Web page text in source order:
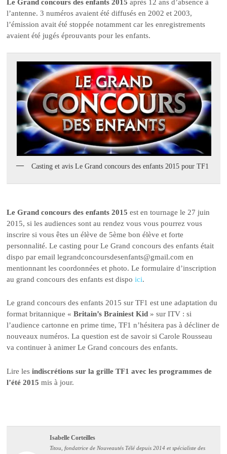
Le Grand concours des enfants 2015 après 12 ans d’absence à
l’antenne. 3 numéros avaient été diffusés en 2002 et 2003,
l’émission avait été stoppée notamment car les enregistrements
avaient été jugés éprouvants pour les enfants.
Casting et avis Le Grand concours des enfants 2015 pour TF1
Le Grand concours des enfants 2015est en tournage le 27 juin
2015, si les audiences sont au rendez vous vous pourrez vous
inscrire si vous êtes un élève de 5ème bon élève et forte
personnalité. Le casting pour Le Grand concours des enfants était
dispo par email legrandconcoursdesenfants@gmail.com en
mentionnant les coordonnées et photo. Le formulaire d’inscription
au grand concours des enfants est dispoici.
Le grand concours des enfants 2015 sur TF1 est une adaptation du
format britannique «Britain’s Brainiest Kid » sur ITV : si
l’audience cartonne en prime time, TF1 n’hésitera pas à décliner de
nouveaux numéros. La question est de savoir si Carole Rousseau
va continuer à animer Le Grand concours des enfants.
Lire lesindiscrétions sur la grille TF1 avec les programmes de
l’été 2015 mis à jour.
Isabelle Corteilles
Titou, fondatrice de Nouveautés Télé depuis 2014 et spécialiste des